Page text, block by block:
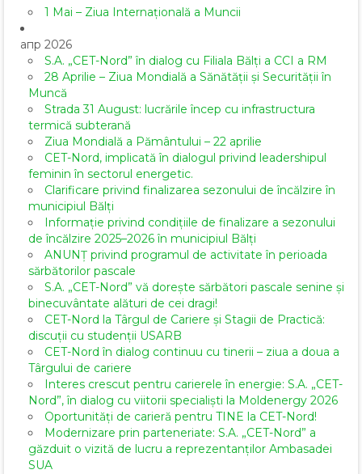
1 Mai – Ziua Internațională a Muncii
апр 2026
S.A. „CET-Nord” în dialog cu Filiala Bălți a CCI a RM
28 Aprilie – Ziua Mondială a Sănătății și Securității în
Muncă
Strada 31 August: lucrările încep cu infrastructura
termică subterană
Ziua Mondială a Pământului – 22 aprilie
CET-Nord, implicată în dialogul privind leadershipul
feminin în sectorul energetic.
Clarificare privind finalizarea sezonului de încălzire în
municipiul Bălți
Informație privind condițiile de finalizare a sezonului
de încălzire 2025–2026 în municipiul Bălți
ANUNȚ privind programul de activitate în perioada
sărbătorilor pascale
S.A. „CET-Nord” vă dorește sărbători pascale senine și
binecuvântate alături de cei dragi!
CET-Nord la Târgul de Cariere și Stagii de Practică:
discuții cu studenții USARB
CET-Nord în dialog continuu cu tinerii – ziua a doua a
Târgului de cariere
Interes crescut pentru carierele în energie: S.A. „CET-
Nord”, în dialog cu viitorii specialiști la Moldenergy 2026
Oportunități de carieră pentru TINE la CET-Nord!
Modernizare prin parteneriate: S.A. „CET-Nord” a
găzduit o vizită de lucru a reprezentanților Ambasadei
SUA